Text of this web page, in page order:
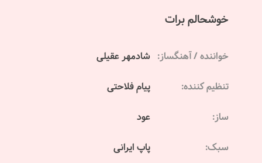
خوشحالم برات
خواننده / آهنگساز: شادمهر عقیلی
تنظیم کننده: پیام فلاحتی
ساز: عود
سبک: پاپ ایرانی